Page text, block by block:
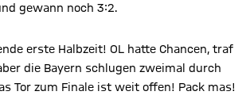
gewann noch 3:2.
erste Halbzeit! OL hatte Chancen, traf
die Bayern schlugen zweimal durch
Tor zum Finale ist weit offen! Pack mas!